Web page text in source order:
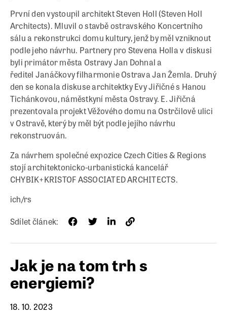
První den vystoupil architekt Steven Holl (Steven Holl
Architects). Mluvil o stavbě ostravského Koncertního
sálu a rekonstrukci domu kultury, jenž by měl vzniknout
podle jeho návrhu. Partnery pro Stevena Holla v diskusi
byli primátor města Ostravy Jan Dohnal a
ředitel Janáčkovy filharmonie Ostrava Jan Žemla. Druhý
den se konala diskuse architektky Evy Jiřičné s Hanou
Tichánkovou, náměstkyní města Ostravy. E. Jiřičná
prezentovala projekt Věžového domu na Ostrčilově ulici
v Ostravě, který by měl být podle jejího návrhu
rekonstruován.
Za návrhem společné expozice Czech Cities & Regions
stojí architektonicko-urbanistická kancelář
CHYBIK+KRISTOF ASSOCIATED ARCHITECTS.
ich/rs
Sdílet článek:
Jak je na tom trh s
energiemi?
18. 10. 2023